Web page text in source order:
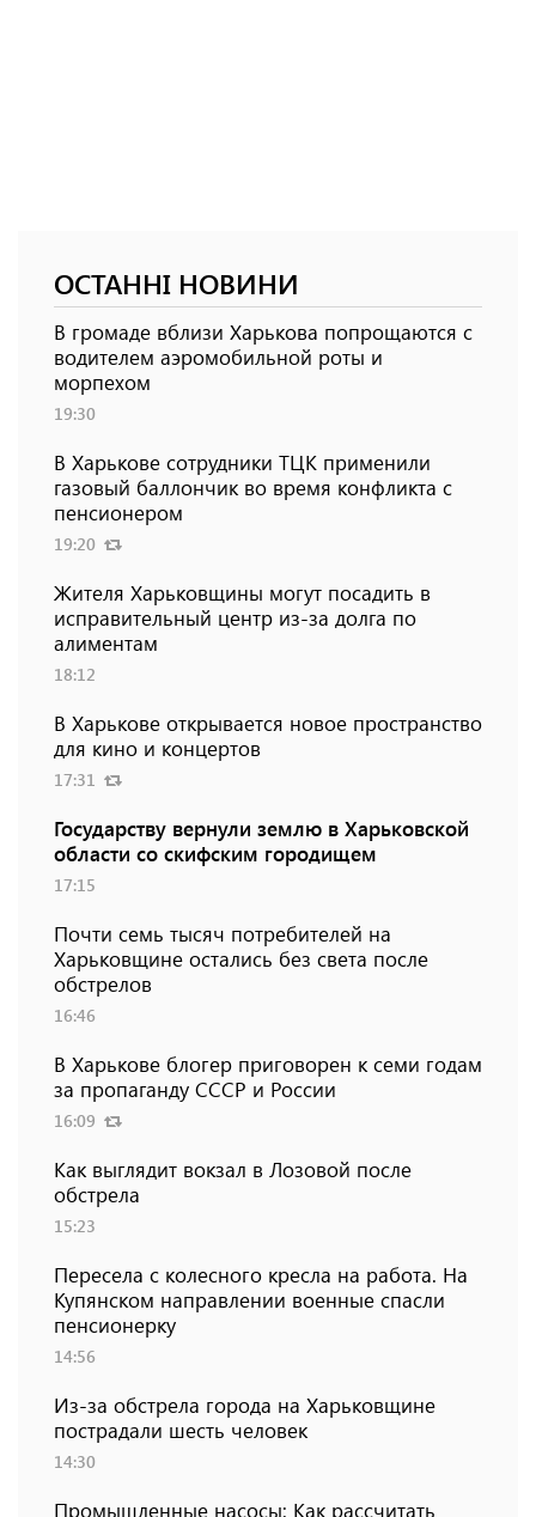
ОСТАННІ НОВИНИ
В громаде вблизи Харькова попрощаются с
водителем аэромобильной роты и
морпехом
19:30
В Харькове сотрудники ТЦК применили
газовый баллончик во время конфликта с
пенсионером
19:20
Жителя Харьковщины могут посадить в
исправительный центр из-за долга по
алиментам
18:12
В Харькове открывается новое пространство
для кино и концертов
17:31
Государству вернули землю в Харьковской
области со скифским городищем
17:15
Почти семь тысяч потребителей на
Харьковщине остались без света после
обстрелов
16:46
В Харькове блогер приговорен к семи годам
за пропаганду СССР и России
16:09
Как выглядит вокзал в Лозовой после
обстрела
15:23
Пересела с колесного кресла на работа. На
Купянском направлении военные спасли
пенсионерку
14:56
Из-за обстрела города на Харьковщине
пострадали шесть человек
14:30
Промышленные насосы: Как рассчитать